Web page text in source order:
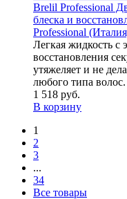
Brelil Professional
блеска и
Professional
Легкая жидкость с
восстановления
утяжеляет и не
любого типа волос.
1 518 руб.
В корзину
1
2
3
...
34
Все товары